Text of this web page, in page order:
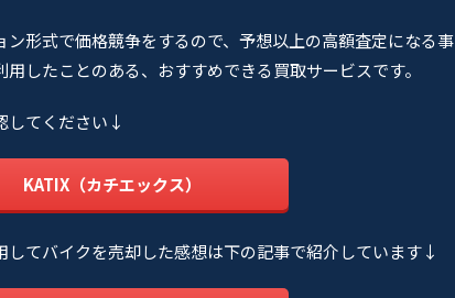
形式で価格競争をするので、予想以上の高額査定になる事
したことのある、おすすめできる買取サービスです。
してください↓
KATIX（カチエックス）
してバイクを売却した感想は下の記事で紹介しています↓